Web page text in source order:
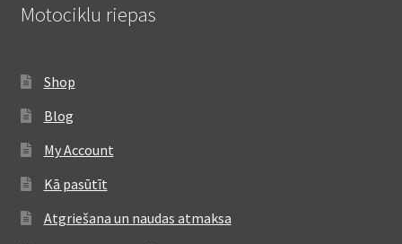
Motociklu riepas
Shop
Blog
My Account
Kā pasūtīt
Atgriešana un naudas atmaksa